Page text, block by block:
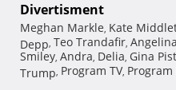
Divertisment
Meghan Markle, Kate
Depp, Teo Trandafir,
Smiley, Andra, Delia, Gina
Trump, Program TV, Program